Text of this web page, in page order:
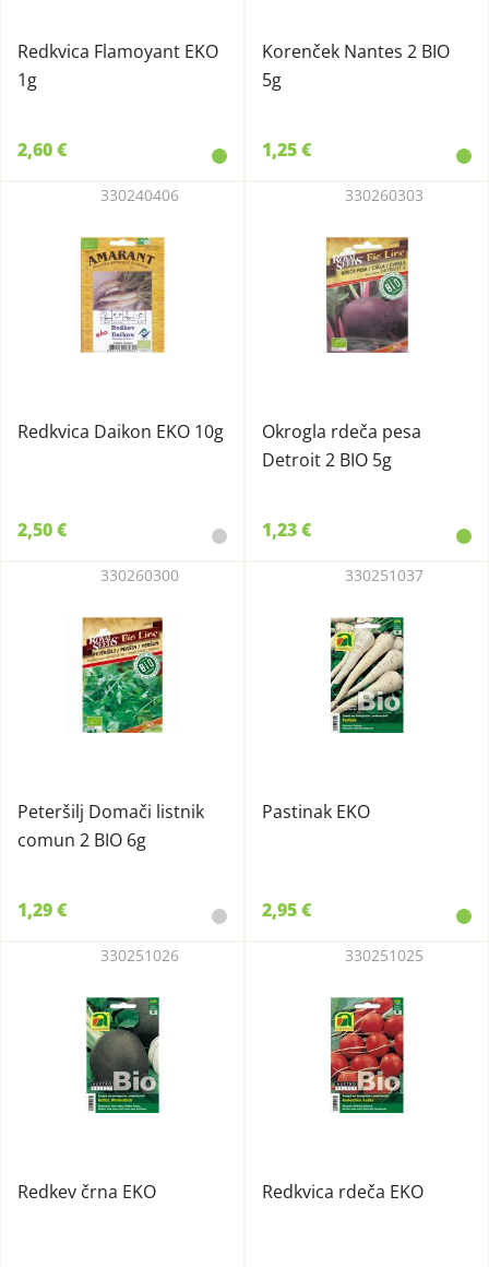
Redkvica Flamoyant EKO
1g
2,60 €
Korenček Nantes 2 BIO
5g
1,25 €
Redkvica Daikon EKO 10g
330240406
2,50 €
Okrogla rdeča pesa
Detroit 2 BIO 5g
330260303
1,23 €
Peteršilj Domači listnik
comun 2 BIO 6g
330260300
1,29 €
Pastinak EKO
330251037
2,95 €
Redkev črna EKO
330251026
Redkvica rdeča EKO
330251025